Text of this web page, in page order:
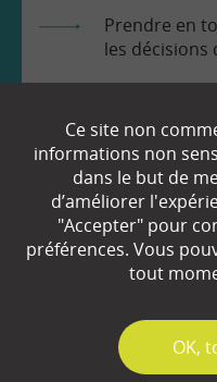
Prendre en
les décisions
Qui
Ce site non
informations non
dans le but de
d’améliorer
"Accepter" pour
préférences. Vous
tout
✓
OK,